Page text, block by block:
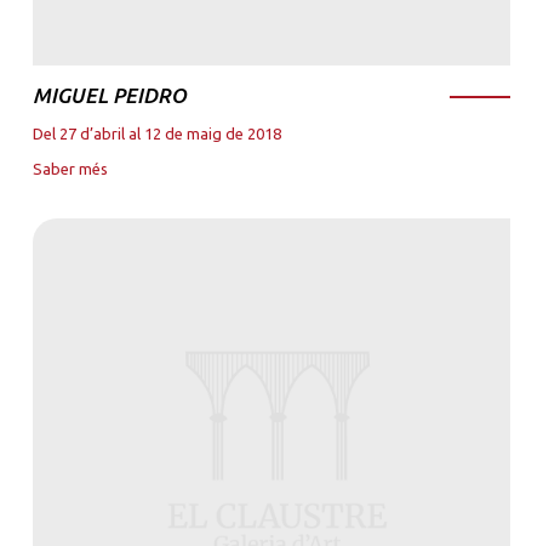
MIGUEL PEIDRO
Del 27 d’abril al 12 de maig de 2018
Saber més